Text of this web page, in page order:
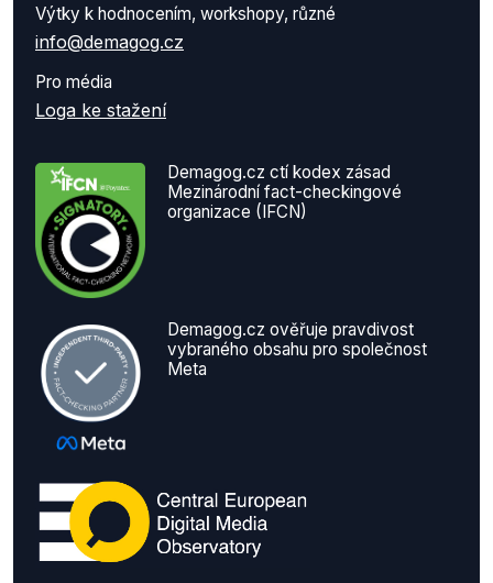
Výtky k hodnocením, workshopy, různé
info@demagog.cz
Pro média
Loga ke stažení
Demagog.cz ctí kodex zásad
Mezinárodní fact-checkingové
organizace (IFCN)
Demagog.cz ověřuje pravdivost
vybraného obsahu pro společnost
Meta